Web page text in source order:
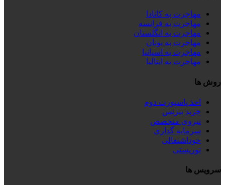
مهاجرت به کانادا
مهاجرت به فرانسه
مهاجرت به انگلستان
مهاجرت به یونان
مهاجرت به اسپانیا
مهاجرت به ایتالیا
روش ها
اخذ پاسپورت دوم
خرید بیزنس
نیروی متخصص
سرمایه گذاری
خوداشتغالی
توریستی
سرویس ها